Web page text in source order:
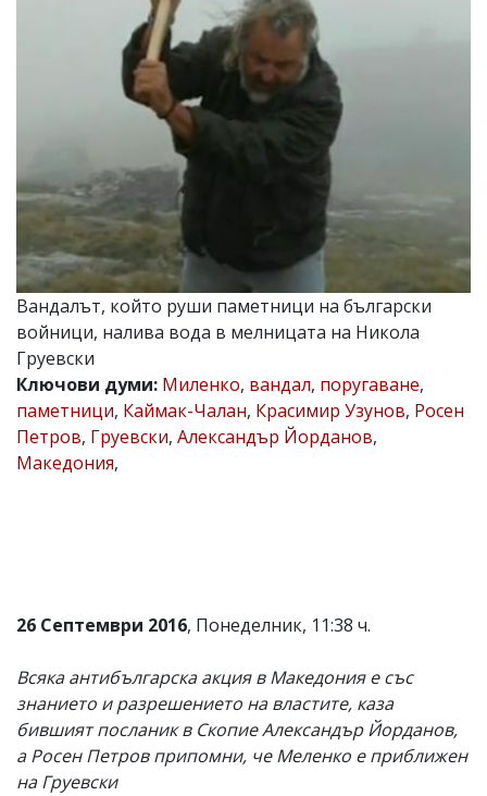
v.vasilev@flagman.bg
k.kassabova@flagman.bg
Главен
редактор:
Колев,
email:
office@flagman.bg
Коментарите
под
статиите
въвеждат
от
читателите
Ако
откриете
за
коментар,
моля
сигнализирайте
Вандалът, който руши паметници на български
войници, налива вода в мелницата на Никола
Груевски
Ключови думи: Миленко, вандал, поругаване,
паметници, Каймак-Чалан, Красимир Узунов, Росен
Петров, Груевски, Александър Йорданов,
Македония,
26 Септември 2016, Понеделник, 11:38 ч.
Всяка антибългарска акция в Македония е със
знанието и разрешението на властите, каза
бившият посланик в Скопие Александър Йорданов,
а Росен Петров припомни, че Меленко е приближен
на Груевски